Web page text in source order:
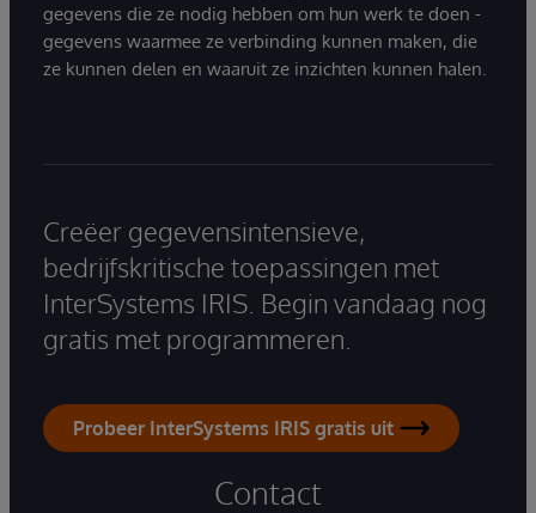
gegevens die ze nodig hebben om hun werk te doen -
gegevens waarmee ze verbinding kunnen maken, die
ze kunnen delen en waaruit ze inzichten kunnen halen.
Creëer gegevensintensieve,
bedrijfskritische toepassingen met
InterSystems IRIS. Begin vandaag nog
gratis met programmeren.
Probeer InterSystems IRIS gratis uit
Contact